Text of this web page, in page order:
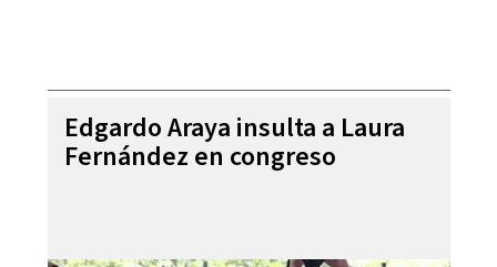
Edgardo Araya insulta a Laura
Fernández en congreso